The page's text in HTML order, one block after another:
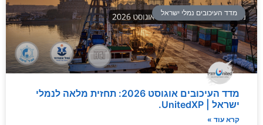
מדד העיכובים נמלי ישראל
מדד העיכובים אוגוסט 2026: תחזית מלאה לנמלי
ישראל | UnitedXP.
קרא עוד »